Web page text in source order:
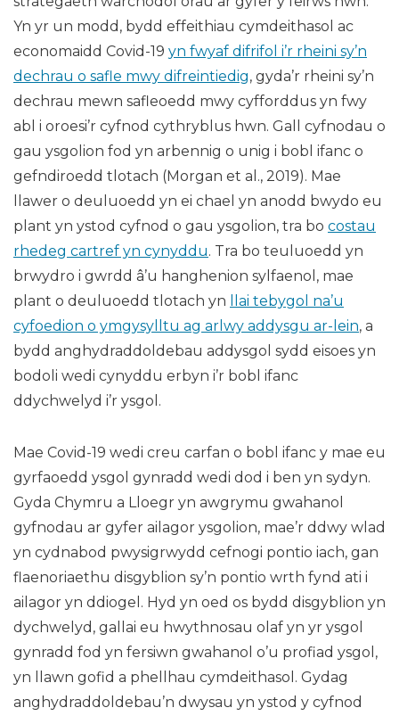
Yn yr un modd, bydd effeithiau cymdeithasol ac
economaidd Covid-19 yn fwyaf difrifol i’r rheini sy’n
dechrau o safle mwy difreintiedig, gyda’r rheini sy’n
dechrau mewn safleoedd mwy cyfforddus yn fwy
abl i oroesi’r cyfnod cythryblus hwn. Gall cyfnodau o
gau ysgolion fod yn arbennig o unig i bobl ifanc o
gefndiroedd tlotach (Morgan et al., 2019). Mae
llawer o deuluoedd yn ei chael yn anodd bwydo eu
plant yn ystod cyfnod o gau ysgolion, tra bo costau
rhedeg cartref yn cynyddu. Tra bo teuluoedd yn
brwydro i gwrdd â’u hanghenion sylfaenol, mae
plant o deuluoedd tlotach yn
llai tebygol na’u
cyfoedion o ymgysylltu ag arlwy addysgu ar-lein, a
bydd anghydraddoldebau addysgol sydd eisoes yn
bodoli wedi cynyddu erbyn i’r bobl ifanc
ddychwelyd i’r ysgol.
Mae Covid-19 wedi creu carfan o bobl ifanc y mae eu
gyrfaoedd ysgol gynradd wedi dod i ben yn sydyn.
Gyda Chymru a Lloegr yn awgrymu gwahanol
gyfnodau ar gyfer ailagor ysgolion, mae’r ddwy wlad
yn cydnabod pwysigrwydd cefnogi pontio iach, gan
flaenoriaethu disgyblion sy’n pontio wrth fynd ati i
ailagor yn ddiogel. Hyd yn oed os bydd disgyblion yn
dychwelyd, gallai eu hwythnosau olaf yn yr ysgol
gynradd fod yn fersiwn gwahanol o’u profiad ysgol,
yn llawn gofid a phellhau cymdeithasol. Gydag
anghydraddoldebau’n dwysau yn ystod y cyfnod